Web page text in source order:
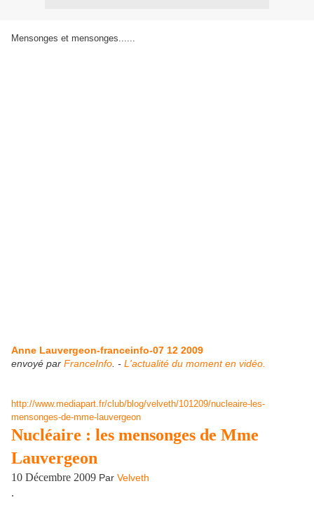
Mensonges et mensonges......
Anne Lauvergeon-franceinfo-07 12 2009
envoyé par FranceInfo . - L'actualité du moment en vidéo.
http://www.mediapart.fr/club/blog/velveth/101209/nucleaire- les-
mensonges-de-mme- lauvergeon
Nucléaire : les mensonges de Mme
Lauvergeon
10 Décembre 2009 Par Velveth
.